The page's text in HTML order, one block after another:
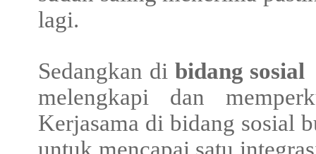
lagi.
Sedangkan di bidang sosial
melengkapi dan
Kerjasama di bidang sosial